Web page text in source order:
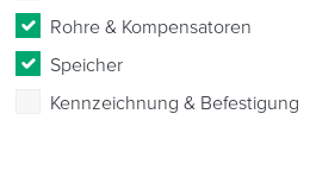
Rohre & Kompensatoren
Speicher
Kennzeichnung & Befestigung